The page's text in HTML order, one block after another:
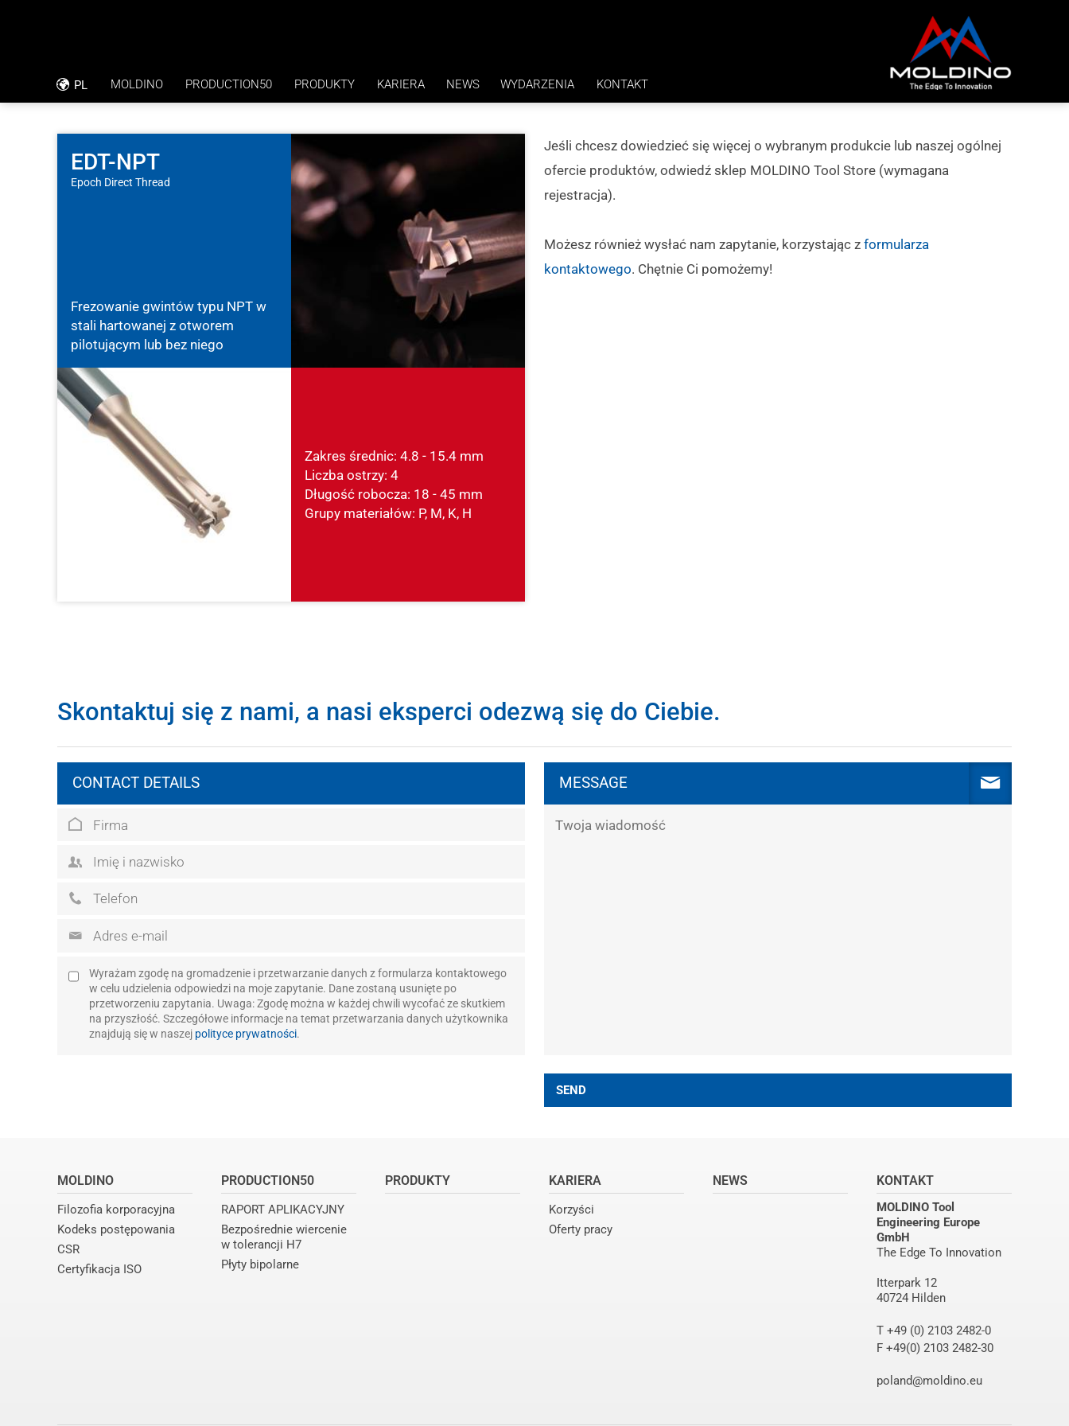
PL MOLDINO
KODEKS POSTĘPOWANIA
CSR
PRODUCTION50
BEZPOŚREDNIE WIERCENIE W TOLERANCJI H7
PRODUKTY KARIERA NEWS WYDARZENIA KONTAKT
EDT-NPT
Epoch Direct Thread
Frezowanie gwintów typu NPT w
stali hartowanej z otworem
pilotującym lub bez niego
Zakres średnic: 4.8 - 15.4 mm
Liczba ostrzy: 4
Długość robocza: 18 - 45 mm
Grupy materiałów: P, M, K, H
Jeśli chcesz dowiedzieć się więcej o wybranym produkcie lub naszej ogólnej
ofercie produktów, odwiedź sklep MOLDINO Tool Store (wymagana
rejestracja).
Możesz również wysłać nam zapytanie, korzystając z formularza
kontaktowego. Chętnie Ci pomożemy!
Skontaktuj się z nami, a nasi eksperci odezwą się do Ciebie.
CONTACT DETAILS
Wyrażam zgodę na gromadzenie i przetwarzanie danych z formularza kontaktowego
w celu udzielenia odpowiedzi na moje zapytanie. Dane zostaną usunięte po
przetworzeniu zapytania. Uwaga: Zgodę można w każdej chwili wycofać ze skutkiem
na przyszłość. Szczegółowe informacje na temat przetwarzania danych użytkownika
znajdują się w naszej polityce prywatności.
MESSAGE
SEND
MOLDINO
Filozofia korporacyjna
Kodeks postępowania
CSR
Certyfikacja ISO
PRODUCTION50
RAPORT APLIKACYJNY
Bezpośrednie wiercenie
w tolerancji H7
Płyty bipolarne
PRODUKTY KARIERA
Korzyści
Oferty pracy
NEWS KONTAKT
MOLDINO Tool
Engineering Europe
GmbH
The Edge To Innovation
Itterpark 12
40724 Hilden
T +49 (0) 2103 2482-0
F +49(0) 2103 2482-30
poland@moldino.eu